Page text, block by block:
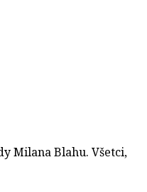
Milana Blahu. Všetci,